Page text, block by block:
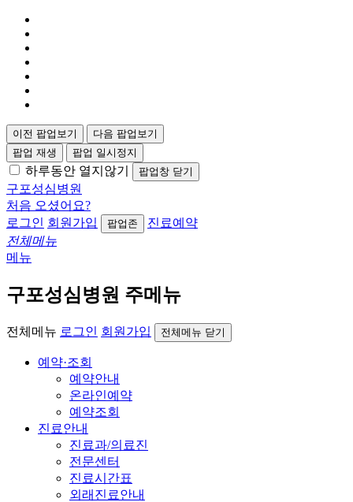
이전 팝업보기
다음 팝업보기
팝업 재생
팝업 일시정지
하루동안 열지않기 팝업창 닫기
구포성심병원
처음 오셨어요?
로그인 회원가입 팝업존
진료예약
전체메뉴
메뉴
구포성심병원 주메뉴
전체메뉴 로그인 회원가입 전체메뉴 닫기
예약·조회
예약안내
온라인예약
예약조회
진료안내
진료과/의료진
전문센터
진료시간표
외래진료안내